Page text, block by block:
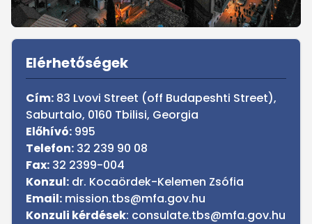
Sidebar
Elérhetőségek
Cím: 83 Lvovi Street (off Budapeshti Street),
Saburtalo, 0160 Tbilisi, Georgia
Előhívó: 995
Telefon: 32 239 90 08
Fax: 32 2399-004
Konzul: dr. Kocaördek-Kelemen Zsófia
Email: mission.tbs@mfa.gov.hu
Konzuli kérdések: consulate.tbs@mfa.gov.hu